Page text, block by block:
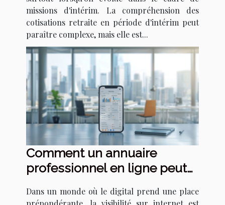
missions d'intérim. La compréhension des
cotisations retraite en période d'intérim peut
paraître complexe, mais elle est...
Comment un annuaire
professionnel en ligne peut
booster votre entreprise
Dans un monde où le digital prend une place